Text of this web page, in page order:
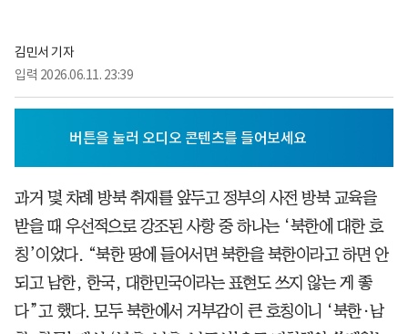
김민서 기자
입력 2026.06.11. 23:39
과거 몇 차례 방북 취재를 앞두고 정부의 사전 방북 교육을
받을 때 우선적으로 강조된 사항 중 하나는 ‘북한에 대한 호
칭’이었다. “북한 땅에 들어서면 북한을 북한이라고 하면 안
되고 남한, 한국, 대한민국이라는 표현도 쓰지 않는 게 좋
다”고 했다. 모두 북한에서 거부감이 큰 호칭이니 ‘북한·남